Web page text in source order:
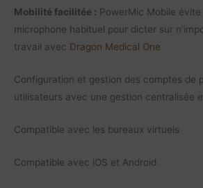
Mobilité facilitée : PowerMic Mobile
microphone habituel pour dicter sur
travail avec Dragon Medical One
Configuration et gestion des comptes de
utilisateurs avec une gestion centralisée
Compatible avec les bureaux virtuels
Compatible avec iOS et Android